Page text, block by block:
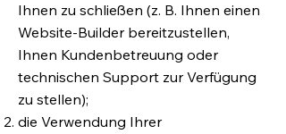
Ihnen zu schließen (z. B. Ihnen einen
Website-Builder bereitzustellen,
Ihnen Kundenbetreuung oder
technischen Support zur Verfügung
zu stellen);
die Verwendung Ihrer